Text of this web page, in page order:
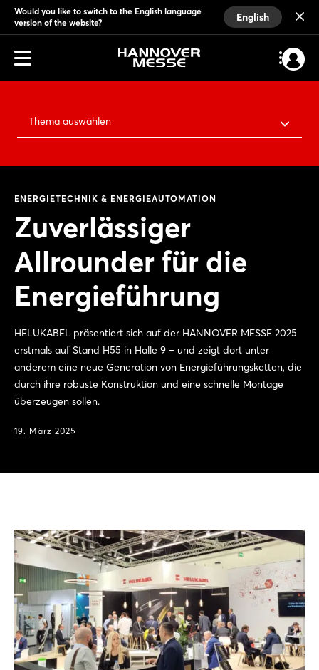
Would you like to switch to the English language
version of the website?
English
Thema auswählen
ENERGIETECHNIK & ENERGIEAUTOMATION
Zuverlässiger
Allrounder für die
Energieführung
HELUKABEL präsentiert sich auf der HANNOVER MESSE 2025
erstmals auf Stand H55 in Halle 9 – und zeigt dort unter
anderem eine neue Generation von Energieführungsketten, die
durch ihre robuste Konstruktion und eine schnelle Montage
überzeugen sollen.
19. März 2025